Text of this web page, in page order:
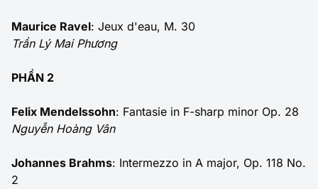
Maurice Ravel: Jeux d'eau, M. 30
Trần Lý Mai Phương
PHẦN 2
Felix Mendelssohn: Fantasie in F-sharp minor Op. 28
Nguyễn Hoàng Vân
Johannes Brahms: Intermezzo in A major, Op. 118 No.
2